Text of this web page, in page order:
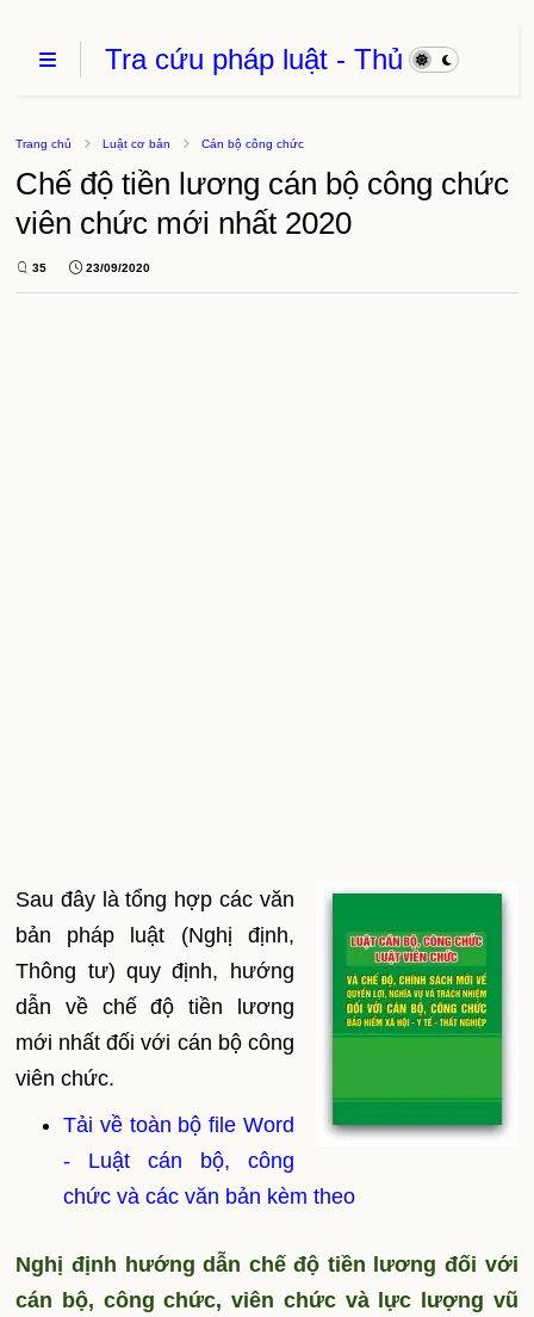
Tra cứu pháp luật - Thủ
thuật phần mềm
Trang chủ Luật cơ bản Cán bộ công chức
Chế độ tiền lương cán bộ công chức
viên chức mới nhất 2020
35 23/09/2020
Sau đây là tổng hợp các văn
bản pháp luật (Nghị định,
Thông tư) quy định, hướng
dẫn về chế độ tiền lương
mới nhất đối với cán bộ công
viên chức.
Tải về toàn bộ file Word
- Luật cán bộ, công
chức và các văn bản kèm theo
Nghị định hướng dẫn chế độ tiền lương đối với
cán bộ, công chức, viên chức và lực lượng vũ